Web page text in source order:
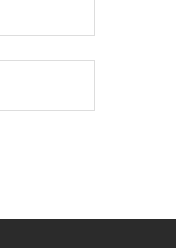
с Амфитоном
систем для
для